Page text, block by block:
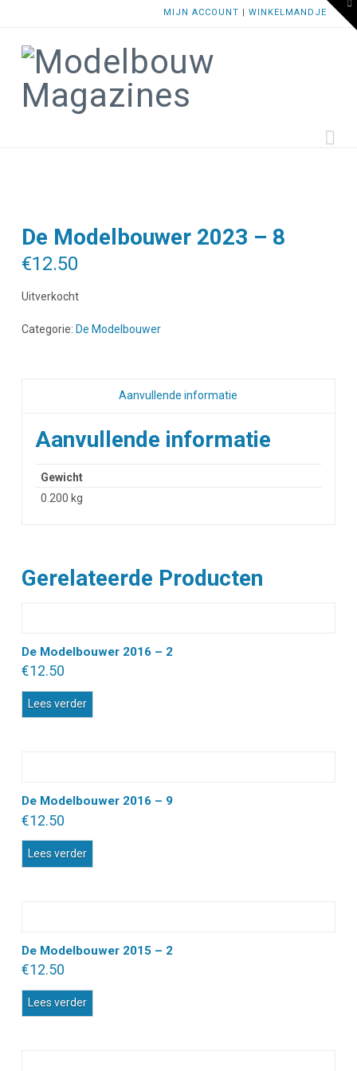
MIJN ACCOUNT |WINKELMANDJE
De Modelbouwer 2023 – 8
€12.50
Uitverkocht
Categorie: De Modelbouwer
Aanvullende informatie
Aanvullende informatie
Gewicht
0.200 kg
Gerelateerde Producten
De Modelbouwer 2016 – 2
€12.50
Lees verder
De Modelbouwer 2016 – 9
€12.50
Lees verder
De Modelbouwer 2015 – 2
€12.50
Lees verder